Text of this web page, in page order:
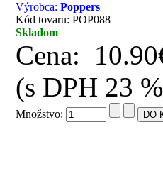
Výrobca:Poppers
Kód tovaru: POP088
Skladom
Cena:
(s DPH 23
Množstvo: